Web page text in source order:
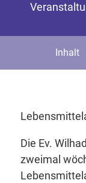
Inhalt
Die Ev.
zweimal